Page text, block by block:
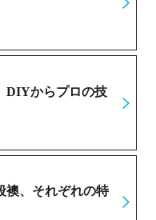
DIYからプロの技
襖、それぞれの特